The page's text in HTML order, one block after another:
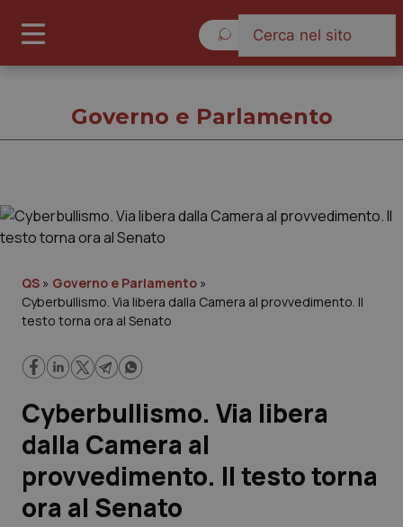
Governo e Parlamento
Regioni e Asl
Lavoro e Professioni
Scienza e Farmaci
Studi e Analisi
Governo e Parlamento
QS » Governo e Parlamento »
Cyberbullismo. Via libera dalla Camera al provvedimento. Il
testo torna ora al Senato
Cyberbullismo. Via libera
dalla Camera al
provvedimento. Il testo torna
ora al Senato